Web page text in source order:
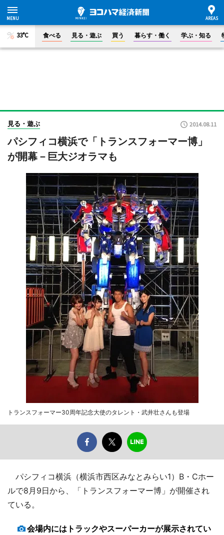
33°C 食べる 見る・遊ぶ 買う 暮らす・働く 学ぶ・知る
見る・遊ぶ 2014.08.11
パシフィコ横浜で「トランスフォーマー博」
が開幕－巨大ジオラマも
トランスフォーマー30周年記念大使のタレント・武井壮さんも登場
パシフィコ横浜（横浜市西区みなとみらい1）B・Cホー
ルで8月9日から、「トランスフォーマー博」が開催され
ている。
会場内にはトラックやスーパーカーが展示されてい